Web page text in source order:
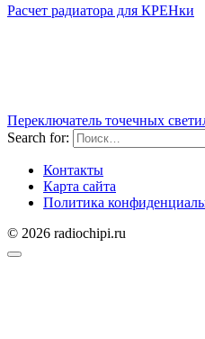
Расчет радиатора для КРЕНки
Переключатель точечных
Search for:
Контакты
Карта сайта
Политика
© 2026 radiochipi.ru